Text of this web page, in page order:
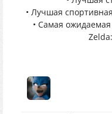
• Лучшая
• Самая